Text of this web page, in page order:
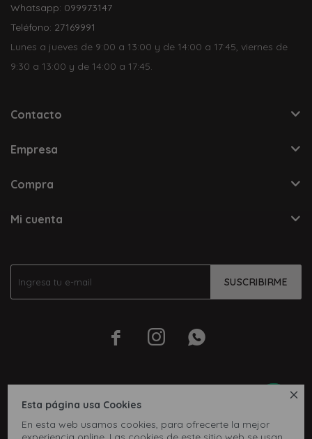

Esta página usa Cookies
En esta web usamos cookies, para ofrecerte la mejor
SUSCRIBIRME
  
Whatsapp: 099973147
Teléfono: 27169991
Lunes a jueves de 9:00 a 13:00 y de 14:00 a 17:45, viernes de
9:30 a 13:00 y de 14:00 a 17:45.
Contacto
Empresa
Compra
Mi cuenta